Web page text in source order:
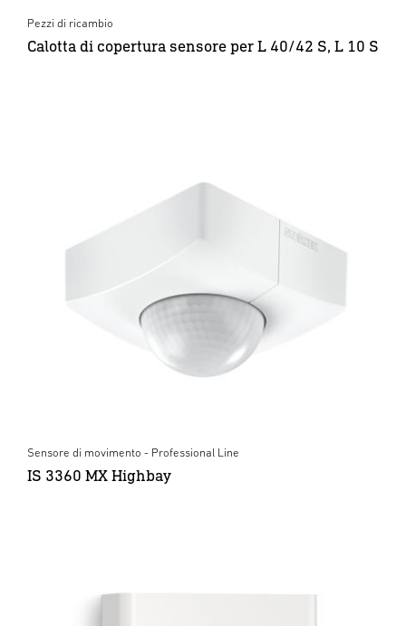
Pezzi di ricambio
Calotta di copertura sensore per L 40/42 S, L 10 S
Sensore di movimento - Professional Line
IS 3360 MX Highbay